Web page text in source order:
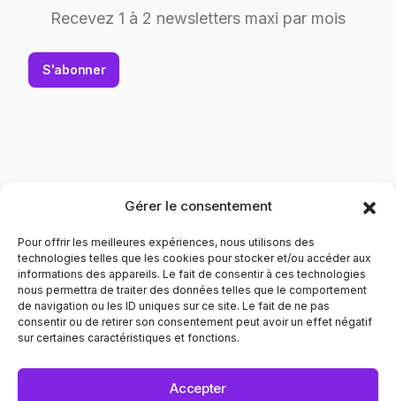
Gérer le consentement
Pour offrir les meilleures expériences, nous utilisons des
technologies telles que les cookies pour stocker et/ou accéder aux
informations des appareils. Le fait de consentir à ces technologies
nous permettra de traiter des données telles que le comportement
de navigation ou les ID uniques sur ce site. Le fait de ne pas
consentir ou de retirer son consentement peut avoir un effet négatif
sur certaines caractéristiques et fonctions.
Accepter
Recevez 1 à 2 newsletters maxi par mois
S'abonner
Contribuer à l'évolution des mentalités pour le respect
envers les personnes LGBTQIA+. Informer et prévenir dans
POLITIQUE DE CONFIDENTIALITÉ